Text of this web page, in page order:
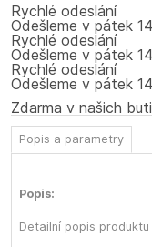
Rychlé odeslání
Odešleme v pátek
Rychlé odeslání
Odešleme v pátek
Rychlé odeslání
Odešleme v pátek
Zdarma v našich
Popis a parametry
Popis:
Detailní popis produktu